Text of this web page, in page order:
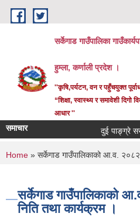
Skip to main content
सर्केगाड गाउँपालिका
हुम्ला, कर्णाली प्रदेश ।
''कृषि,पर्यटन, वन र पहुँचयुक्त
“शिक्षा, स्वास्थ्य र समावेशी दिगो
आधार ''
समाचार दुई पाङ्ग्रे
You are here
Home » सर्केगाड गाउँपालिकाको आ.व.
सर्केगाड गाउँपालिकाको
निति तथा कार्यक्रम ।